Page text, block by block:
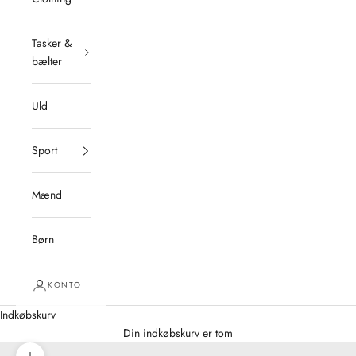
Tasker &
bælter
Uld
Sport
Mænd
Børn
KONTO
Indkøbskurv
Din indkøbskurv er tom